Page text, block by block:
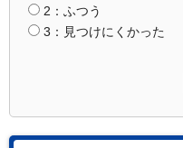
2：ふつう
3：見つけにくかった